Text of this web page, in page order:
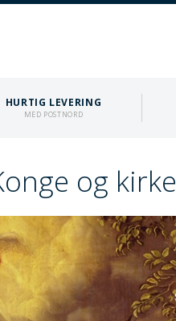
HURTIG LEVERING
MED POSTNORD
og kirke